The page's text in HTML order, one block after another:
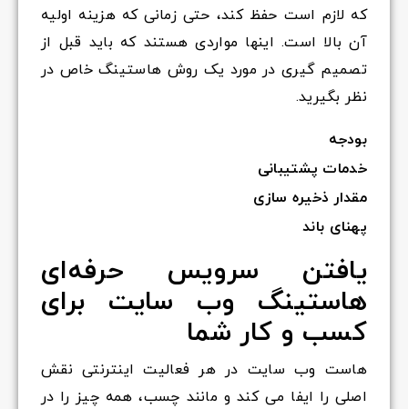
که لازم است حفظ کند، حتی زمانی که هزینه اولیه
آن بالا است. اینها مواردی هستند که باید قبل از
تصمیم گیری در مورد یک روش هاستینگ خاص در
نظر بگیرید.
بودجه
خدمات پشتیبانی
مقدار ذخیره سازی
پهنای باند
یافتن سرویس حرفه‌ای
هاستینگ وب سایت برای
کسب و کار شما
هاست وب سایت در هر فعالیت اینترنتی نقش
اصلی را ایفا می کند و مانند چسب، همه چیز را در